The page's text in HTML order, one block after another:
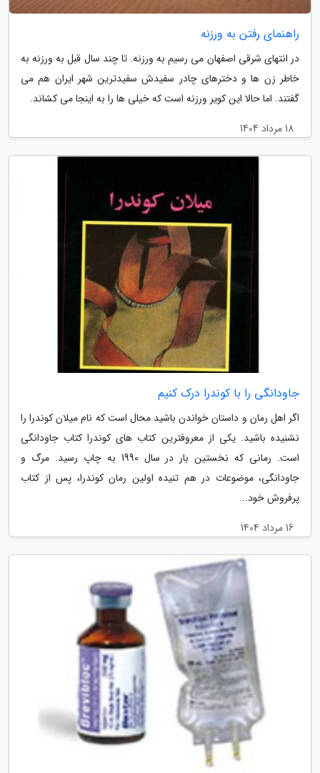
راهنمای رفتن به ورزنه
در انتهای شرقی اصفهان می رسیم به ورزنه. تا چند سال قبل به ورزنه به
خاطر زن ها و دخترهای چادر سفیدش سفیدترین شهر ایران هم می
گفتند. اما حالا این کویر ورزنه است که خیلی ها را به اینجا می کشاند.
18 مرداد 1404
جاودانگی را با کوندرا درک کنیم
اگر اهل رمان و داستان خواندن باشید محال است که نام میلان کوندرا را
نشنیده باشید. یکی از معروفترین کتاب های کوندرا کتاب جاودانگی
است. رمانی که نخستین بار در سال 1990 به چاپ رسید. مرگ و
جاودانگی، موضوعات در هم تنیده اولین رمان کوندرا، پس از کتاب
پرفروش خود...
16 مرداد 1404